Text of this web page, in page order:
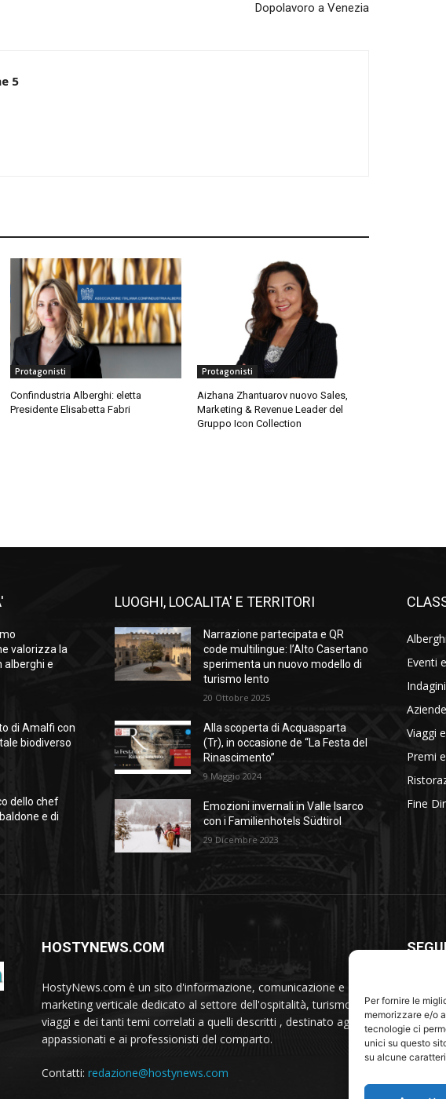
Per fornire le
memorizzare e/o
tecnologie ci
unici su questo
su alcune
Dopolavoro a Venezia
5
Protagonisti
Confindustria Alberghi: eletta
Presidente Elisabetta Fabri
Protagonisti
Aizhana Zhantuarov nuovo Sales,
Marketing & Revenue Leader del
Gruppo Icon Collection
valorizza la
alberghi e
di Amalfi con
biodiverso
dello chef
e di
LUOGHI, LOCALITA' E TERRITORI
Narrazione partecipata e QR
code multilingue: l’Alto Casertano
sperimenta un nuovo modello di
turismo lento
20 Ottobre 2025
Alla scoperta di Acquasparta
(Tr), in occasione de “La Festa del
Rinascimento”
9 Maggio 2024
Emozioni invernali in Valle Isarco
con i Familienhotels Südtirol
29 Dicembre 2023
Eventi
Aziende
Viaggi
Premi
Fine
HOSTYNEWS.COM
HostyNews.com è un sito d'informazione, comunicazione e
marketing verticale dedicato al settore dell'ospitalità, turismo,
viaggi e dei tanti temi correlati a quelli descritti , destinato agli
appassionati e ai professionisti del comparto.
Contatti: redazione@hostynews.com